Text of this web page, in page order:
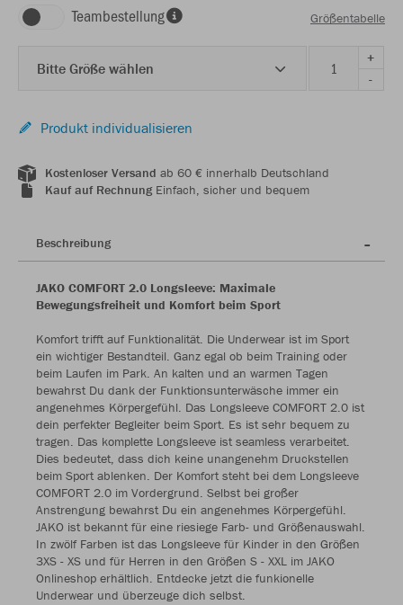
Teambestellung Größentabelle
Bitte Größe wählen
+
-
Produkt individualisieren
Kostenloser Versand ab 60 € innerhalb Deutschland
Kauf auf RechnungEinfach, sicher und bequem
Beschreibung
JAKO COMFORT 2.0 Longsleeve: Maximale
Bewegungsfreiheit und Komfort beim Sport
Komfort trifft auf Funktionalität. Die Underwear ist im Sport
ein wichtiger Bestandteil. Ganz egal ob beim Training oder
beim Laufen im Park. An kalten und an warmen Tagen
bewahrst Du dank der Funktionsunterwäsche immer ein
angenehmes Körpergefühl. Das Longsleeve COMFORT 2.0 ist
dein perfekter Begleiter beim Sport. Es ist sehr bequem zu
tragen. Das komplette Longsleeve ist seamless verarbeitet.
Dies bedeutet, dass dich keine unangenehm Druckstellen
beim Sport ablenken. Der Komfort steht bei dem Longsleeve
COMFORT 2.0 im Vordergrund. Selbst bei großer
Anstrengung bewahrst Du ein angenehmes Körpergefühl.
JAKO ist bekannt für eine riesiege Farb- und Größenauswahl.
In zwölf Farben ist das Longsleeve für Kinder in den Größen
3XS - XS und für Herren in den Größen S - XXL im JAKO
Onlineshop erhältlich. Entdecke jetzt die funkionelle
Underwear und überzeuge dich selbst.